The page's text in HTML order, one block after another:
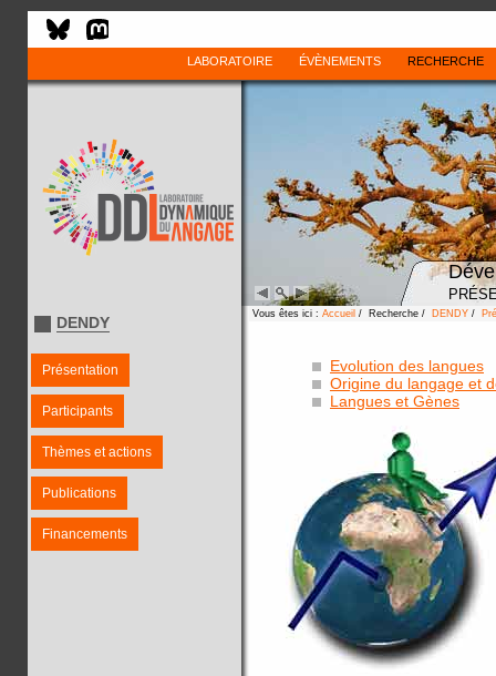
LABORATOIRE ÉVÈNEMENTS RECHERCHE
DENDY
Présentation
Participants
Thèmes et actions
Publications
Financements
Vous êtes ici : Accueil / Recherche / DENDY /
Evolution des langues
Origine du langage et
Langues et Gènes